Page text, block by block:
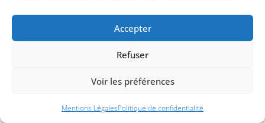
Accepter
Refuser
Voir les préférences
Mentions LégalesPolitique de confidentialité